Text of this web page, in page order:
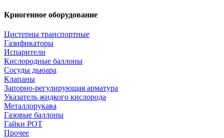
Криогенное оборудование
Цистерны транспортные
Газификаторы
Испарители
Кислородные баллоны
Сосуды дьюара
Клапаны
Запорно-регулирующая арматура
Указатель жидкого кислорода
Металлорукава
Газовые баллоны
Гайки РОТ
Прочее